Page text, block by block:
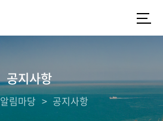
공지사항
알림마당 공지사항